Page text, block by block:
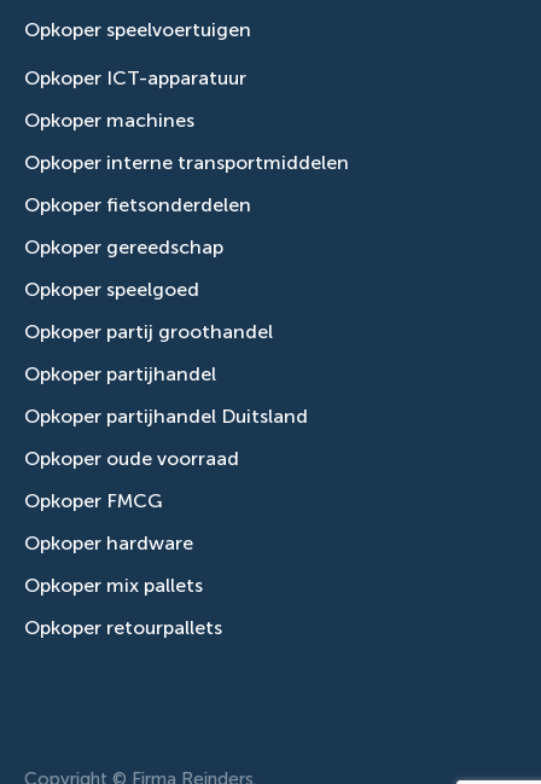
Opkoper speelvoertuigen
Opkoper ICT-apparatuur
Opkoper machines
Opkoper interne transportmiddelen
Opkoper fietsonderdelen
Opkoper gereedschap
Opkoper speelgoed
Opkoper partij groothandel
Opkoper partijhandel
Opkoper partijhandel Duitsland
Opkoper oude voorraad
Opkoper FMCG
Opkoper hardware
Opkoper mix pallets
Opkoper retourpallets
Copyright © Firma Reinders.